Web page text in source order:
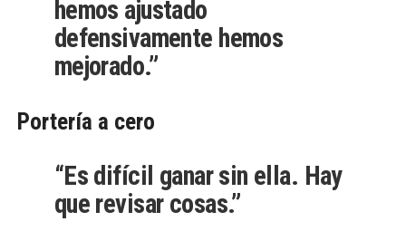
hemos ajustado
defensivamente hemos
mejorado.”
Portería a cero
“Es difícil ganar sin ella. Hay
que revisar cosas.”